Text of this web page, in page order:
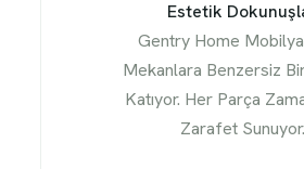
Estetik
Gentry Home
Mekanlara Benzersiz
Katıyor. Her Parça
Zarafet Sunuyor.